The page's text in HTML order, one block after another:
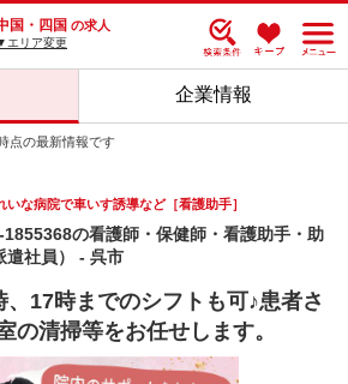
国・四国 の求人
エリア変更
企業情報
点の最新情報です
な病院で車いす誘導など［看護助手］
の看護師・保健師・看護助手・助
遣社員） - 呉市
、17時までのシフトも可♪患者さ
の清掃等をお任せします。